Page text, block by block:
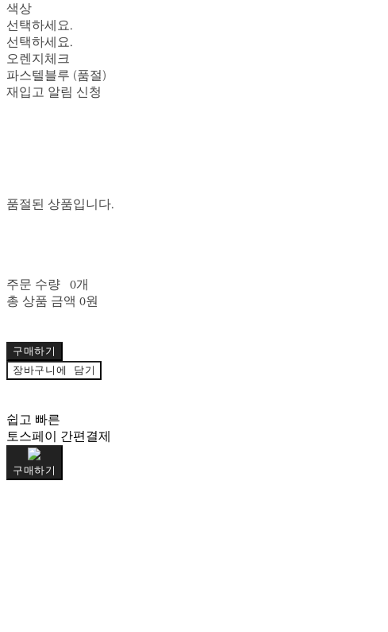
색상
선택하세요.
선택하세요.
오렌지체크
파스텔블루 (품절)
재입고 알림 신청
품절된 상품입니다.
주문 수량 0개
총 상품 금액 0원
구매하기
장바구니에 담기
쉽고 빠른
토스페이 간편결제
구매하기